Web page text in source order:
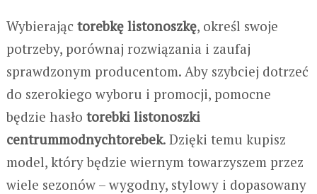
Wybierając torebkę listonoszkę, określ swoje
potrzeby, porównaj rozwiązania i zaufaj
sprawdzonym producentom. Aby szybciej dotrzeć
do szerokiego wyboru i promocji, pomocne
będzie hasło torebki listonoszki
centrummodnychtorebek. Dzięki temu kupisz
model, który będzie wiernym towarzyszem przez
wiele sezonów – wygodny, stylowy i dopasowany